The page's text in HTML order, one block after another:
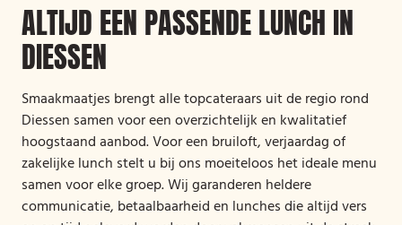
ALTIJD EEN PASSENDE LUNCH IN
DIESSEN
Smaakmaatjes brengt alle topcateraars uit de regio rond
Diessen samen voor een overzichtelijk en kwalitatief
hoogstaand aanbod. Voor een bruiloft, verjaardag of
zakelijke lunch stelt u bij ons moeiteloos het ideale menu
samen voor elke groep. Wij garanderen heldere
communicatie, betaalbaarheid en lunches die altijd vers